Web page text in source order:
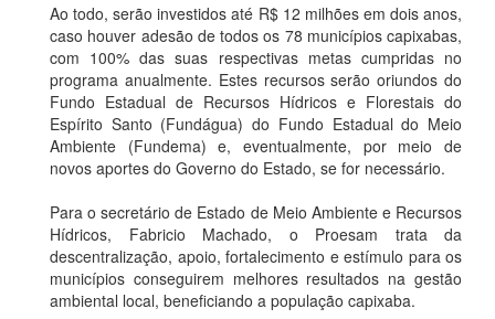
Ao todo, serão investidos até R$ 12 milhões em dois anos,
caso houver adesão de todos os 78 municípios capixabas,
com 100% das suas respectivas metas cumpridas no
programa anualmente. Estes recursos serão oriundos do
Fundo Estadual de Recursos Hídricos e Florestais do
Espírito Santo (Fundágua) do Fundo Estadual do Meio
Ambiente (Fundema) e, eventualmente, por meio de
novos aportes do Governo do Estado, se for necessário.
Para o secretário de Estado de Meio Ambiente e Recursos
Hídricos, Fabricio Machado, o Proesam trata da
descentralização, apoio, fortalecimento e estímulo para os
municípios conseguirem melhores resultados na gestão
ambiental local, beneficiando a população capixaba.